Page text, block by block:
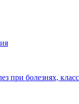
при болезнях,